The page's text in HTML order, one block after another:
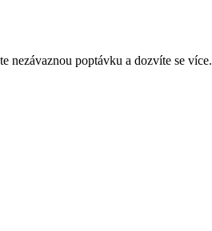
nezávaznou poptávku a dozvíte se více.